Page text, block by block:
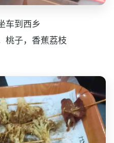
车到西乡
桃子，香蕉荔枝